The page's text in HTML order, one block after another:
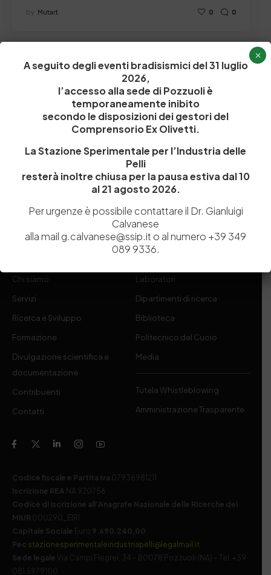
by Mutart 0 0
Istituita a Napoli per Regio Decreto nel 1885, la Stazione
Sperimentale per l’Industria delle Pelli e delle materie concianti
(SSIP) è un Organismo di Ricerca Nazionale delle Camere di
Commercio di Napoli, Toscana Nord-Ovest e Vicenza.
081 597 91 00 ssip@ssip.it
Chi siamo
Servizi
Ricerca e Sviluppo
Formazione
Divulgazione scientifica e
documentazione
Contribuenti
Contatti
Laboratori
Dipartimenti di ricerca
Biblioteca
Politecnico del Cuoio
Media
Tutela Whistleblowing
Amministrazione Trasparente
Codice fiscale e Partita Iva 07936981211
Iscrizione REA NA 920756
Codice di iscrizione all’Anagrafe Nazionale delle Ricerche del
MIUR 000290_EIRI
Capitale Sociale Euro 9.690.240,00
Pec stazionesperimentaleindustriapelli@legalmail.it
Sede legale
Via Campi Flegrei, 34 – 80078 Pozzuoli (NA) – Tel. +39
081 5979100
A seguito degli eventi bradisismici del 31 luglio
2026,
l’accesso alla sede di Pozzuoli è
temporaneamente inibito
secondo le disposizioni dei gestori del
Comprensorio Ex Olivetti.
La Stazione Sperimentale per l’Industria delle
Pelli
resterà inoltre chiusa per la pausa estiva dal 10
al 21 agosto 2026.
Per urgenze è possibile contattare il Dr. Gianluigi
Calvanese
alla mail g.calvanese@ssip.it o al numero +39 349
089 9336.
×